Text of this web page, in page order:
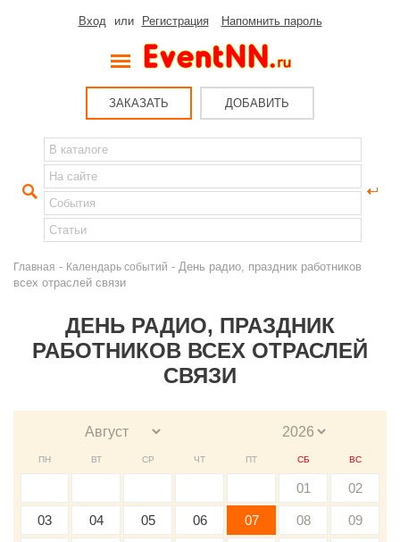
Вход или Регистрация Напомнить пароль
ЗАКАЗАТЬ ДОБАВИТЬ
Главная - Календарь событий - День радио, праздник работников
всех отраслей связи
ДЕНЬ РАДИО, ПРАЗДНИК
РАБОТНИКОВ ВСЕХ ОТРАСЛЕЙ
СВЯЗИ
ПН ВТ СР ЧТ ПТ СБ ВС
01 02
03 04 05 06 07 08 09